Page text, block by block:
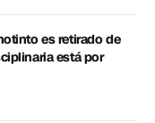
es retirado de
está por